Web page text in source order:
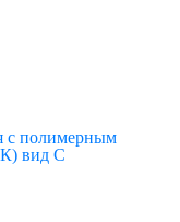
с полимерным
вид С